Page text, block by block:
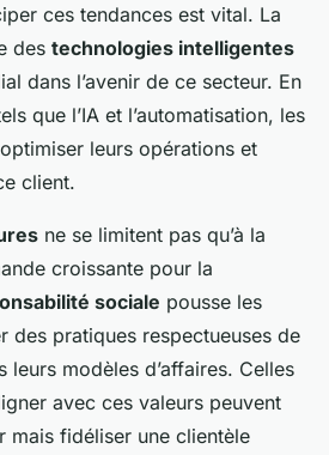
ces tendances est vital. La
des technologies intelligentes
dans l’avenir de ce secteur. En
que l’IA et l’automatisation, les
leurs opérations et
client.
ne se limitent pas qu’à la
croissante pour la
sociale pousse les
des pratiques respectueuses de
leurs modèles d’affaires. Celles
avec ces valeurs peuvent
mais fidéliser une clientèle